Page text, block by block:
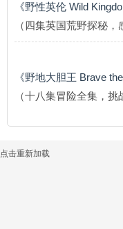
《野性英伦 Wild
（四集英国荒野探秘，
《野地大胆王 Brave the
（十八集冒险全集，挑
点击重新加载